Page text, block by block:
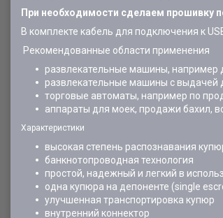
При необходимости сделаем прошивку
В комплекте кабель для подключения к
Рекомендованные области применения
развлекательные машины, например
развлекательные машины с выдачей
торговые автоматы, например по
аппараты для моек, продажи бахил,
Характеристики
высокая степень распознавания
банкнотопроводная технология
простой, надежный и легкий в
одна купюра на депоненте (single
улучшенная транспортировка купюр
внутренний коннектор